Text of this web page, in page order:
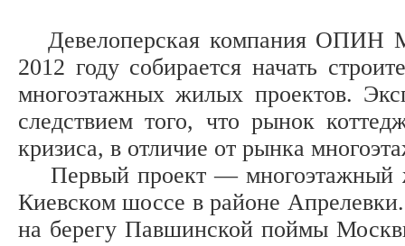
Девелоперская компания ОПИН
2012 году собирается начать
многоэтажных жилых проектов.
следствием того, что рынок
кризиса, в отличие от рынка
Первый проект — многоэтажный
Киевском шоссе в районе
на берегу Павшинской поймы